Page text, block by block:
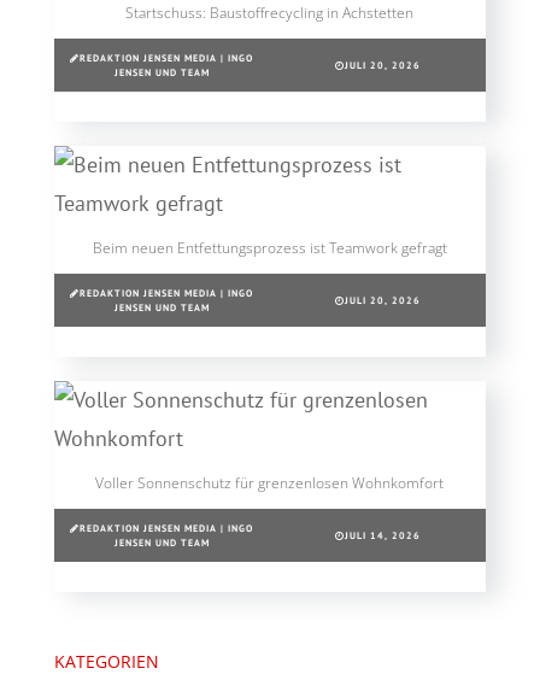
Startschuss: Baustoffrecycling in Achstetten
REDAKTION JENSEN MEDIA | INGO
JENSEN UND TEAM
JULI 20, 2026
Beim neuen Entfettungsprozess ist Teamwork gefragt
REDAKTION JENSEN MEDIA | INGO
JENSEN UND TEAM
JULI 20, 2026
Voller Sonnenschutz für grenzenlosen Wohnkomfort
REDAKTION JENSEN MEDIA | INGO
JENSEN UND TEAM
JULI 14, 2026
KATEGORIEN